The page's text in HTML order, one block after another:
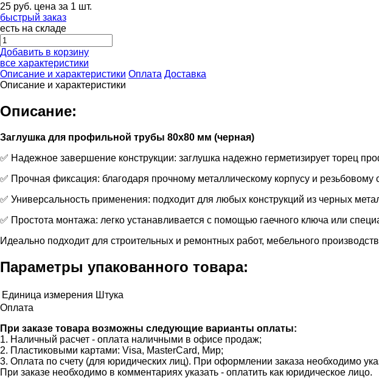
25 руб. цена за 1 шт.
быстрый заказ
есть на складе
Добавить в корзину
все характеристики
Описание и характеристики Оплата Доставка
Описание и характеристики
Описание:
Заглушка для профильной трубы 80х80 мм (черная)
✅ Надежное завершение конструкции: заглушка надежно герметизирует торец
✅ Прочная фиксация: благодаря прочному металлическому корпусу и
✅ Универсальность применения: подходит для любых конструкций из черных
✅ Простота монтажа: легко устанавливается с помощью гаечного ключа или
Идеально подходит для строительных и ремонтных работ, мебельного
Параметры упакованного товара:
Единица измерения Штука
Оплата
При заказе товара возможны следующие варианты оплаты:
1. Наличный расчет - оплата наличными в офисе продаж;
2. Пластиковыми картами: Visa, MasterCard, Мир;
3. Оплата по счету (для юридических лиц). При оформлении заказа необходимо
При заказе необходимо в комментариях указать - оплатить как юридическое лицо.